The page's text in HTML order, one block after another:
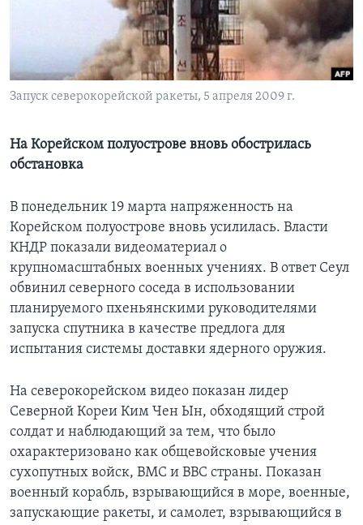
СОЦИАЛЬНЫЕ СЕТИ
Языки
Запуск северокорейской ракеты, 5 апреля 2009 г.
На Корейском полуострове вновь обострилась
обстановка
В понедельник 19 марта напряженность на
Корейском полуострове вновь усилилась. Власти
КНДР показали видеоматериал о
крупномасштабных военных учениях. В ответ Сеул
обвинил северного соседа в использовании
планируемого пхеньянскими руководителями
запуска спутника в качестве предлога для
испытания системы доставки ядерного оружия.
На северокорейском видео показан лидер
Северной Кореи Ким Чен Ын, обходящий строй
солдат и наблюдающий за тем, что было
охарактеризовано как общевойсковые учения
сухопутных войск, ВМС и ВВС страны. Показан
военный корабль, взрывающийся в море, военные,
запускающие ракеты, и самолет, взрывающийся в